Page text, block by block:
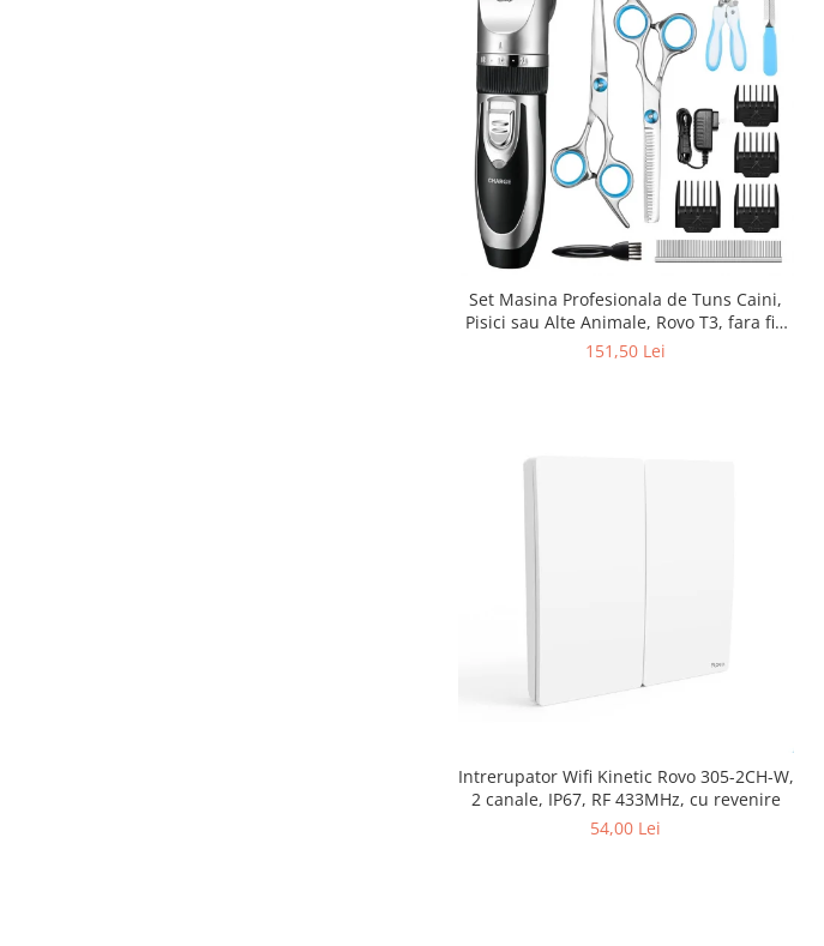
Set Masina Profesionala de Tuns Caini,
Pisici sau Alte Animale, Rovo T3, fara fir,
Titan/Ceramica, foarfece incluse
151,50 Lei
Intrerupator Wifi Kinetic Rovo 305-2CH-W,
2 canale, IP67, RF 433MHz, cu revenire
54,00 Lei